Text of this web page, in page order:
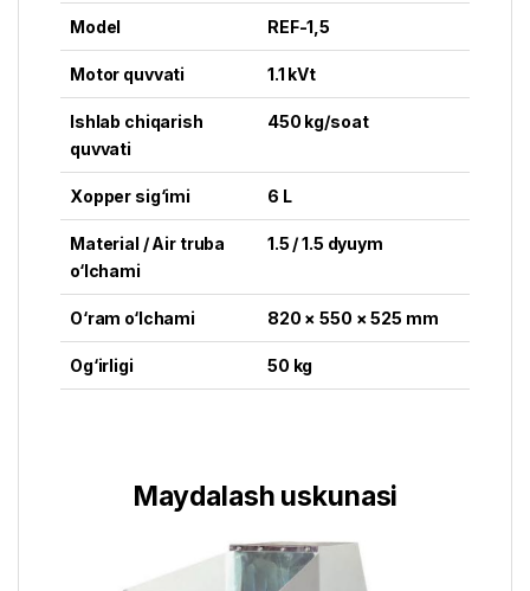
Model REF-1,5
Motor quvvati 1.1 kVt
Ishlab chiqarish
quvvati
450 kg/soat
Xopper sig‘imi 6 L
Material / Air truba
o‘lchami
1.5 / 1.5 dyuym
O‘ram o‘lchami 820 × 550 × 525 mm
Og‘irligi 50 kg
Maydalash uskunasi